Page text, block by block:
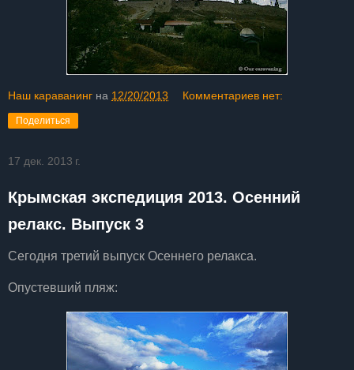
Наш караванинг на 12/20/2013 Комментариев нет:
Поделиться
17 дек. 2013 г.
Крымская экспедиция 2013. Осенний
релакс. Выпуск 3
Сегодня третий выпуск Осеннего релакса.
Опустевший пляж: